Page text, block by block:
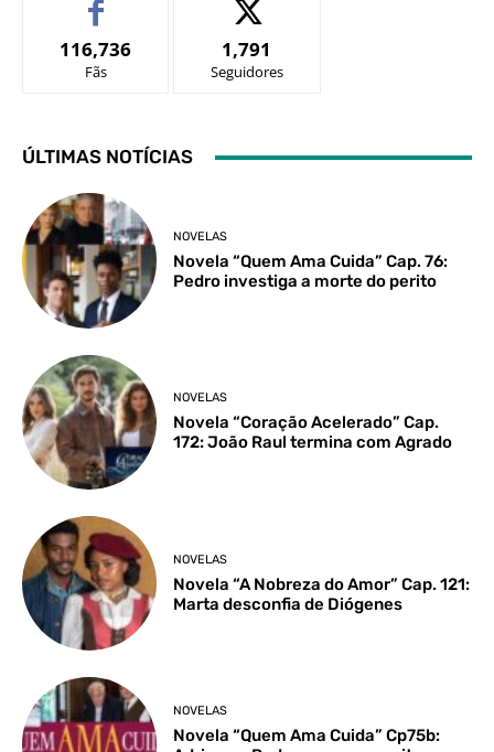
116,736
Fãs
1,791
Seguidores
ÚLTIMAS NOTÍCIAS
NOVELAS
Novela “Quem Ama Cuida” Cap. 76:
Pedro investiga a morte do perito
NOVELAS
Novela “Coração Acelerado” Cap.
172: João Raul termina com Agrado
NOVELAS
Novela “A Nobreza do Amor” Cap. 121:
Marta desconfia de Diógenes
NOVELAS
Novela “Quem Ama Cuida” Cp75b: